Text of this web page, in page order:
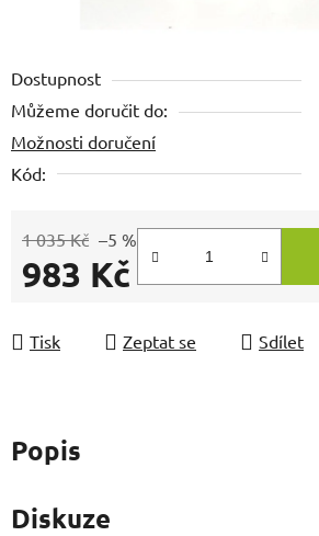
Dostupnost
Můžeme doručit do:
Možnosti doručení
Kód:
1 035 Kč –5 %
983 Kč
Tisk Zeptat se Sdílet
Popis
Diskuze